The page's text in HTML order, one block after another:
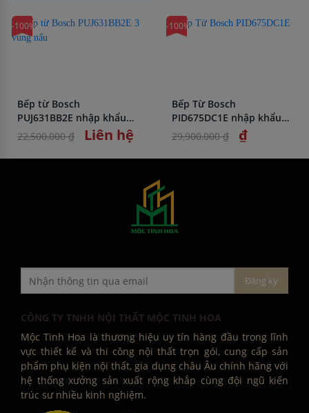
-100%
Bếp từ Bosch
PUJ631BB2E nhập khẩu
Tây Ban Nha giá tốt
22,500,000 ₫ Liên hệ
-100%
Bếp Từ Bosch
PID675DC1E nhập khẩu
chính hãng giá rẻ
29,900,000 ₫ ₫
CÔNG TY TNHH NỘI THẤT MỘC TINH HOA
Mộc Tinh Hoa là thương hiệu uy tín hàng đầu trong lĩnh
vực thiết kế và thi công nội thất trọn gói, cung cấp sản
phẩm phụ kiện nội thất, gia dụng châu Âu chính hãng với
hệ thống xưởng sản xuất rộng khắp cùng đội ngũ kiến
trúc sư nhiều kinh nghiệm.